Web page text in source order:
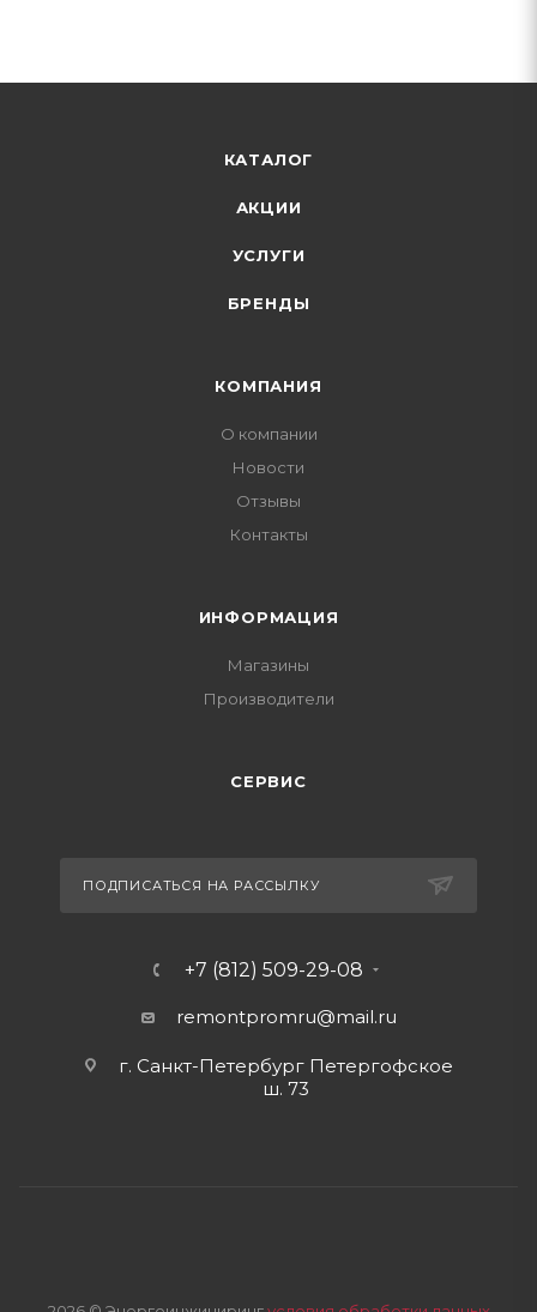
КАТАЛОГ
АКЦИИ
УСЛУГИ
БРЕНДЫ
КОМПАНИЯ
О компании
Новости
Отзывы
Контакты
ИНФОРМАЦИЯ
Магазины
Производители
СЕРВИС
ПОДПИСАТЬСЯ НА РАССЫЛКУ
+7 (812) 509-29-08
remontpromru@mail.ru
г. Санкт-Петербург Петергофское
ш. 73